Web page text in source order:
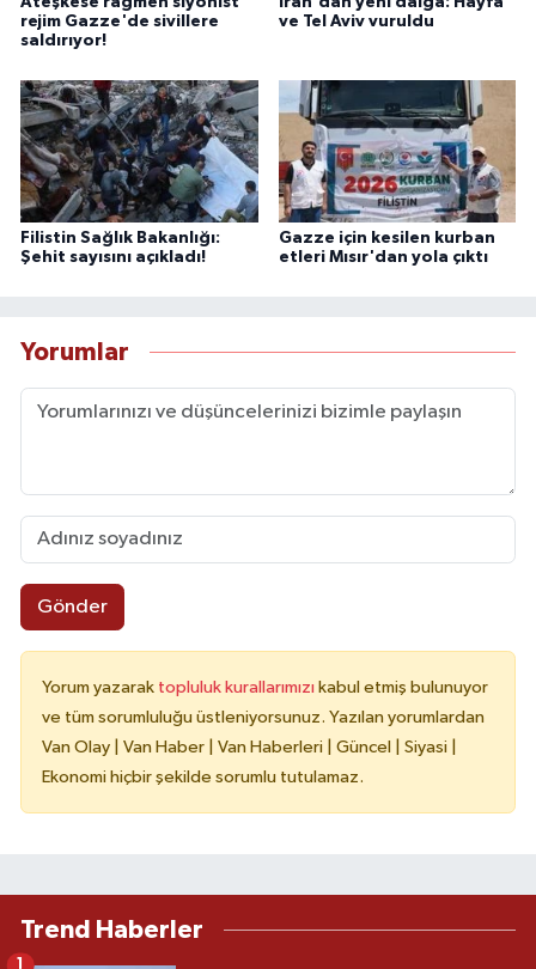
rejim Gazze'de sivillere
saldırıyor!
ve Tel Aviv vuruldu
Filistin Sağlık Bakanlığı:
Şehit sayısını açıkladı!
Gazze için kesilen kurban
etleri Mısır'dan yola çıktı
Yorumlar
Gönder
Yorum yazarak topluluk kurallarımızı kabul etmiş bulunuyor
ve tüm sorumluluğu üstleniyorsunuz. Yazılan yorumlardan
Van Olay | Van Haber | Van Haberleri | Güncel | Siyasi |
Ekonomi hiçbir şekilde sorumlu tutulamaz.
Trend Haberler